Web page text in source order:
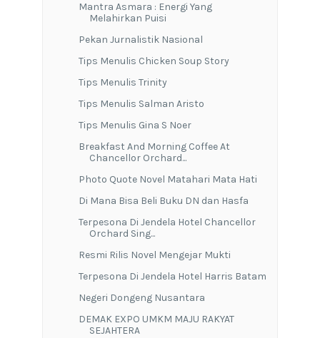
Mantra Asmara : Energi Yang
Melahirkan Puisi
Pekan Jurnalistik Nasional
Tips Menulis Chicken Soup Story
Tips Menulis Trinity
Tips Menulis Salman Aristo
Tips Menulis Gina S Noer
Breakfast And Morning Coffee At
Chancellor Orchard...
Photo Quote Novel Matahari Mata Hati
Di Mana Bisa Beli Buku DN dan Hasfa
Terpesona Di Jendela Hotel Chancellor
Orchard Sing...
Resmi Rilis Novel Mengejar Mukti
Terpesona Di Jendela Hotel Harris Batam
Negeri Dongeng Nusantara
DEMAK EXPO UMKM MAJU RAKYAT
SEJAHTERA